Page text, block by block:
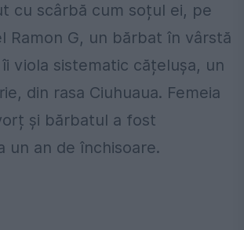
cu scârbă cum soțul ei, pe
Ramon G, un bărbat în vârstă
viola sistematic cățelușa, un
din rasa Ciuhuaua. Femeia
și bărbatul a fost
un an de închisoare.